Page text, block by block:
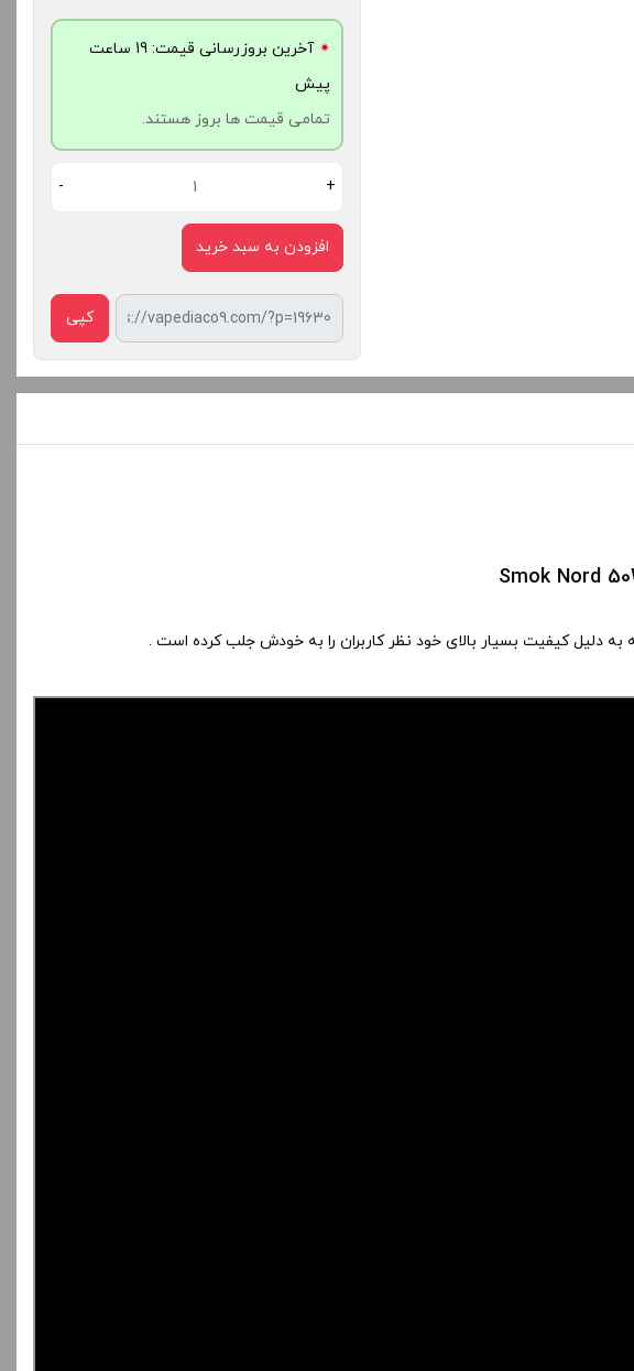
آخرین بروزرسانی قیمت: 19 ساعت
پیش
تمامی قیمت ها بروز هستند.
- +
افزودن به سبد خرید
کپی
دلیل کیفیت بسیار بالای خود نظر کاربران را به خودش جلب کرده است .